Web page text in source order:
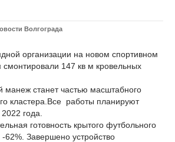
Волгограда
организации на новом спортивном
смонтировали 147 кв м кровельных
станет частью масштабного
кластера.Все работы планируют
года.
готовность крытого футбольного
Завершено устройство